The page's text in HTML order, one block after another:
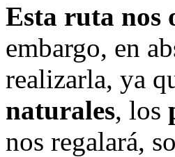
Esta ruta nos
embargo, en
realizarla, ya
naturales, los
nos regalará,